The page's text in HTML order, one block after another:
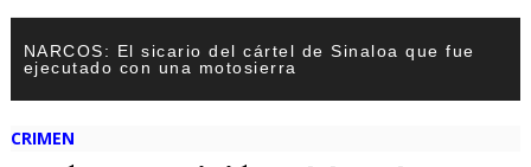
NARCOS: El sicario del cártel de Sinaloa que fue
ejecutado con una motosierra
CRIMEN